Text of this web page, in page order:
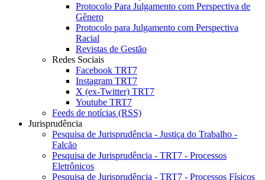
Protocolo Para Julgamento com Perspectiva de
Gênero
Protocolo para Julgamento com Perspectiva
Racial
Revistas de Gestão
Redes Sociais
Facebook TRT7
Instagram TRT7
X (ex-Twitter) TRT7
Youtube TRT7
Feeds de notícias (RSS)
Jurisprudência
Pesquisa de Jurisprudência - Justiça do Trabalho -
Falcão
Pesquisa de Jurisprudência - TRT7 - Processos
Eletrônicos
Pesquisa de Jurisprudência - TRT7 - Processos Físicos